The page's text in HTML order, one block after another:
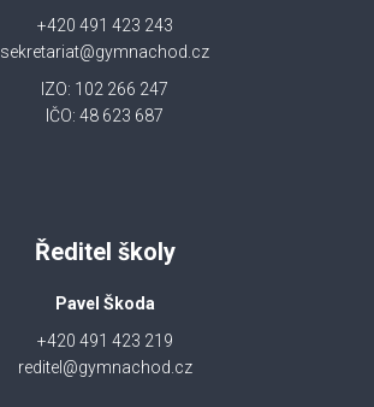
+420 491 423 243
sekretariat@gymnachod.cz
IZO: 102 266 247
IČO: 48 623 687
Ředitel školy
Pavel Škoda
+420 491 423 219
reditel@gymnachod.cz